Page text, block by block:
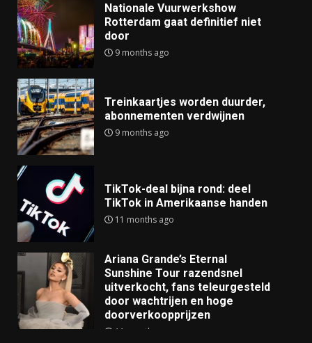
Nationale Vuurwerkshow
Rotterdam gaat definitief niet
door
9 months ago
Treinkaartjes worden duurder,
abonnementen verdwijnen
9 months ago
TikTok-deal bijna rond: deel
TikTok in Amerikaanse handen
11 months ago
Ariana Grande’s Eternal
Sunshine Tour razendsnel
uitverkocht, fans teleurgesteld
door wachtrijen en hoge
doorverkoopprijzen
11 months ago